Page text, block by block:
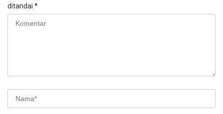
ditandai *